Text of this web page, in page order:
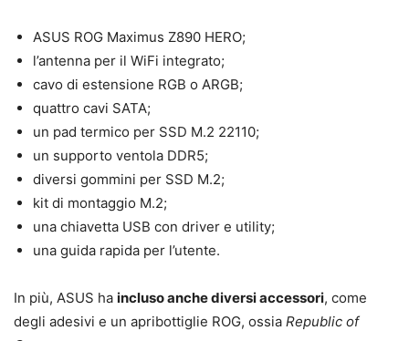
ASUS ROG Maximus Z890 HERO;
l’antenna per il WiFi integrato;
cavo di estensione RGB o ARGB;
quattro cavi SATA;
un pad termico per SSD M.2 22110;
un supporto ventola DDR5;
diversi gommini per SSD M.2;
kit di montaggio M.2;
una chiavetta USB con driver e utility;
una guida rapida per l’utente.
In più, ASUS ha incluso anche diversi accessori, come
degli adesivi e un apribottiglie ROG, ossia Republic of